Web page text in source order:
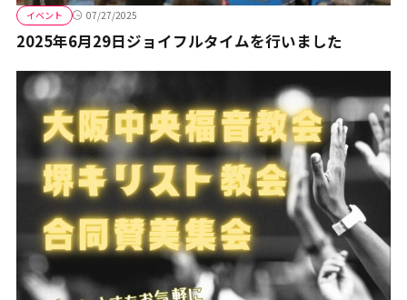
イベント 07/27/2025
2025年6月29日ジョイフルタイムを行いました